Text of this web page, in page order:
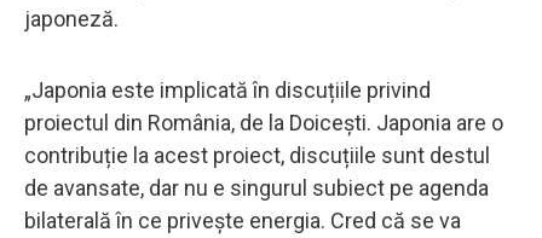
japoneză.
„Japonia este implicată în discuțiile privind
proiectul din România, de la Doicești. Japonia are o
contribuție la acest proiect, discuțiile sunt destul
de avansate, dar nu e singurul subiect pe agenda
bilaterală în ce privește energia. Cred că se va